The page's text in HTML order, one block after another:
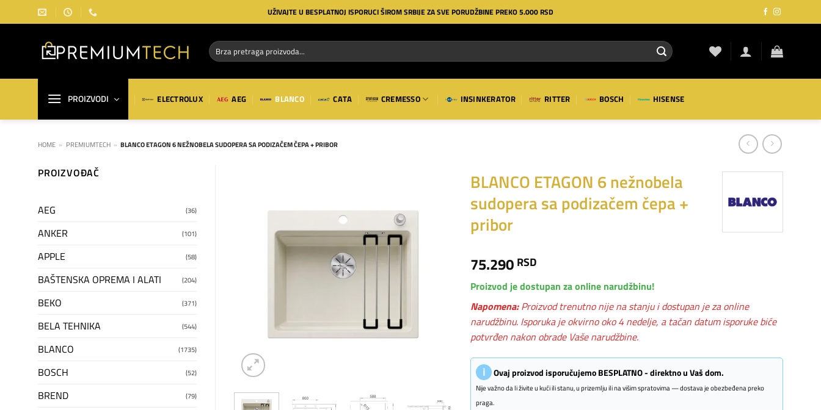
na
UŽIVAJTE U BESPLATNOJ ISPORUCI ŠIROM SRBIJE ZA SVE PORUDŽBINE PREKO 5.000 RSD
Pretraga
za:
PROIZVODI ELECTROLUX AEG BLANCO CATA CREMESSO INSINKERATOR RITTER BOSCH HISENSE
HOME » PREMIUMTECH » BLANCO ETAGON 6 NEŽNOBELA SUDOPERA SA PODIZAČEM ČEPA + PRIBOR
PROIZVOĐAČ
AEG (36)
ANKER (101)
APPLE (58)
BAŠTENSKA OPREMA I ALATI (204)
BEKO (371)
BELA TEHNIKA (544)
BLANCO (1735)
BOSCH (52)
BREND (79)
BLANCO ETAGON 6 nežnobela
sudopera sa podizačem čepa +
pribor
75.290 RSD
Proizvod je dostupan za online narudžbinu!
Napomena: Proizvod trenutno nije na stanju i dostupan je za online
narudžbinu. Isporuka je okvirno oko 4 nedelje, a tačan datum isporuke biće
potvrđen nakon obrade Vaše narudžbine.
ℹ Ovaj proizvod isporučujemo BESPLATNO - direktno u Vaš dom.
Nije važno da li živite u kući ili stanu, u prizemlju ili na višim spratovima — dostava je obezbeđena preko
praga.